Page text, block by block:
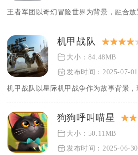
机甲战队
大小：84.48MB
发布时间：2025-07-01
狗狗呼叫喵星
大小：50.11MB
发布时间：2025-06-30